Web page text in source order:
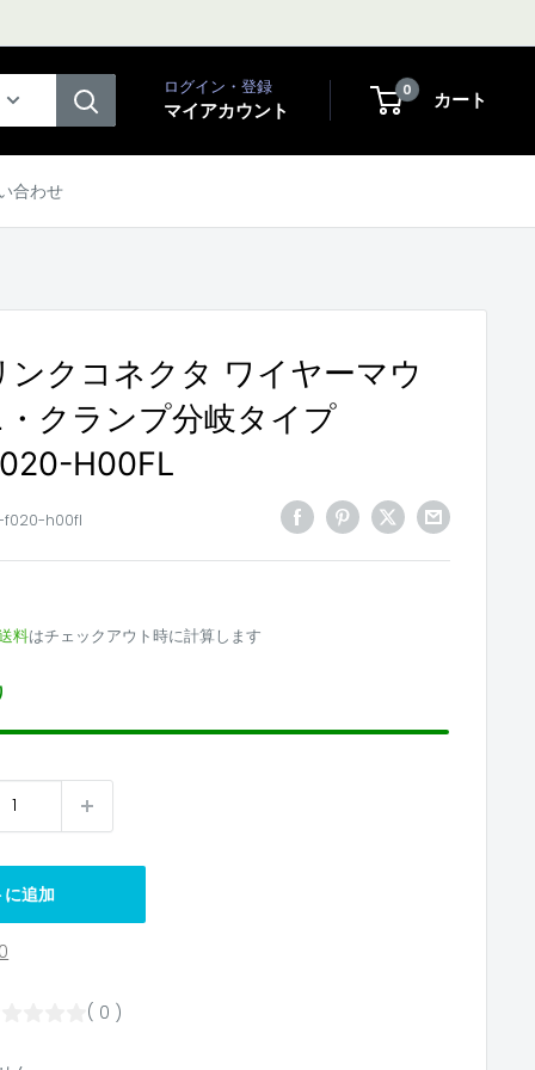
ログイン・登録
マイアカウント
0 カート
合わせ
クコネクタ ワイヤーマウ
クランプ分岐タイプ
H00FL
f020-h00fl
料はチェックアウト時に計算します
追加
( 0 )